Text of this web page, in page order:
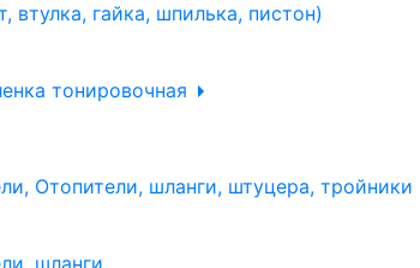
втулка, гайка, шпилька, пистон)
тонировочная
Отопители, шланги, штуцера, тройники
шланги